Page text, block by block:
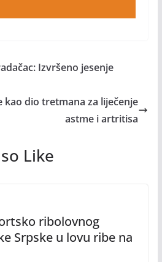
Izvršeno jesenje
kao dio tretmana za liječenje
astme i artritisa
Like
ribolovnog
Srpske u lovu ribe na